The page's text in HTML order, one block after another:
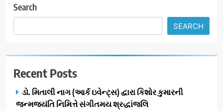
Search
SEARCH
Recent Posts
ડો. મિતાલી નાગ (આર્ક ઇવેન્ટ્સ) દ્વારા કિશોર કુમારની
જન્મજયંતિ નિમિત્તે સંગીતમય શ્રદ્ધાંજલિ